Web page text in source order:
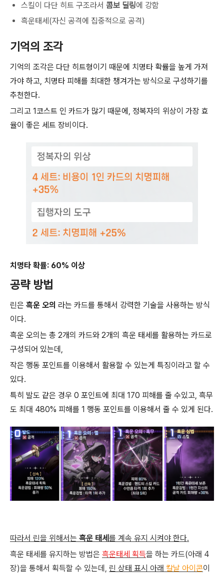
스킬이 다단 히트 구조라서 콤보 딜링에 강함
흑운태세(자신 공격에 집중적으로 공격)
기억의 조각
기억의 조각은 다단 히트형이기 때문에 치명타 확률을 높게 가져
가야 하고, 치명타 피해를 최대한 챙겨가는 방식으로 구성하기를
추천한다.
그리고 1코스트 인 카드가 많기 때문에, 정복자의 위상이 가장 효
율이 좋은 세트 장비이다.
치명타 확률: 60% 이상
공략 방법
린은 흑운 오의 라는 카드를 통해서 강력한 기술을 사용하는 방식
이다.
흑운 오의는 총 2개의 카드와 2개의 흑운 태세를 활용하는 카드로
구성되어 있는데,
작은 행동 포인트를 이용해서 활용할 수 있는게 특징이라고 할 수
있다.
특히 발도 같은 경우 0 포인트에 최대 170 피해를 줄 수있고, 흑무
도 최대 480% 피해를 1 행동 포인트를 이용해서 줄 수 있게 된다.
따라서 린을 위해서는 흑운 태세 를 계속 유지 시켜야 한다.
흑운 태세를 유지하는 방법은 흑운태세 획득을 하는 카드(아래 4
장)을 통해서 획득할 수 있는데, 린 상태 표시 아래 칼날 아이콘이